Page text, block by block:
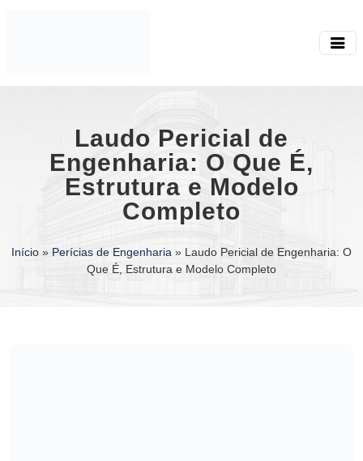
Laudo Pericial de
Engenharia: O Que É,
Estrutura e Modelo
Completo
Início » Perícias de Engenharia » Laudo Pericial de Engenharia: O
Que É, Estrutura e Modelo Completo